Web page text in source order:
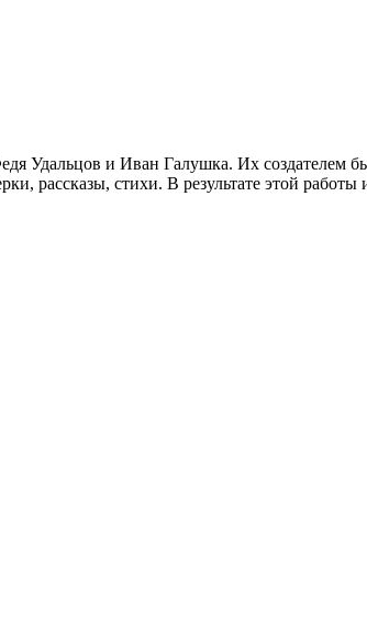
Удальцов и Иван Галушка. Их создателем
рассказы, стихи. В результате этой